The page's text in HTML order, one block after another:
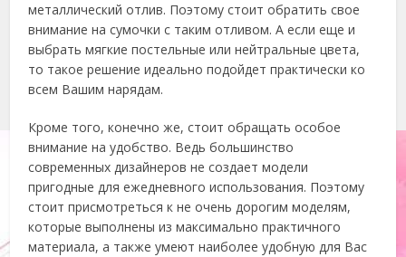
металлический отлив. Поэтому стоит обратить свое
внимание на сумочки с таким отливом. А если еще и
выбрать мягкие постельные или нейтральные цвета,
то такое решение идеально подойдет практически ко
всем Вашим нарядам.
Кроме того, конечно же, стоит обращать особое
внимание на удобство. Ведь большинство
современных дизайнеров не создает модели
пригодные для ежедневного использования. Поэтому
стоит присмотреться к не очень дорогим моделям,
которые выполнены из максимально практичного
материала, а также умеют наиболее удобную для Вас